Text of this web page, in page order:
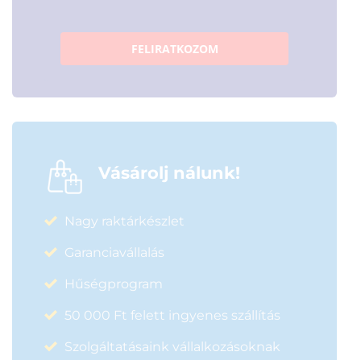
FELIRATKOZOM
Vásárolj nálunk!
Nagy raktárkészlet
Garanciavállalás
Hűségprogram
50 000 Ft felett ingyenes szállítás
Szolgáltatásaink vállalkozásoknak